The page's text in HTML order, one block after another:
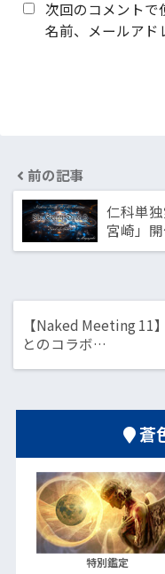
次回のコメントで
名前、メールアド
前の記事
仁科単
宮崎」
【Naked Meeting 11
とのコラボ…
蒼
特別鑑定